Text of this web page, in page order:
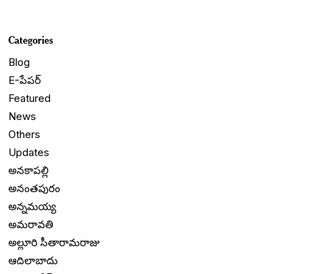
Categories
Blog
E-పేపర్
Featured
News
Others
Updates
అనకాపల్లి
అనంతపురం
అన్నమయ్య
అమరావతి
అల్లూరి సీతారామరాజు
ఆదిలాబాదు